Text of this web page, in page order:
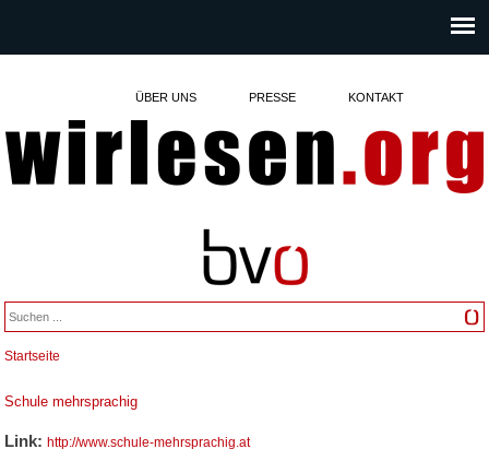
ÜBER UNS PRESSE KONTAKT
Sie sind hier
Startseite
Schule mehrsprachig
Link:http://www.schule-mehrsprachig.at